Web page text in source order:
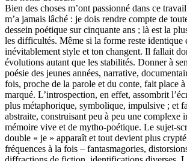
Bien des choses m’ont passionné dans ce
m’a jamais lâché : je dois rendre compte de
dessein poétique sur cinquante ans ; là est la
les difficultés. Même si la forme reste identique
inévitablement style et ton changent. Il fallait
évolutions autant que les stabilités. Donner à
poésie des jeunes années, narrative,
fois, proche de la parole et du conte, fait place
marqué. L’introspection, en effet, assombrit
plus métaphorique, symbolique, impulsive ; et
abstraite, construisant peu à peu une complexe
mémoire vive et de mytho-poétique. Le sujet-
double « je » apparaît et tout devient plus
fréquences à la fois – fantasmagories,